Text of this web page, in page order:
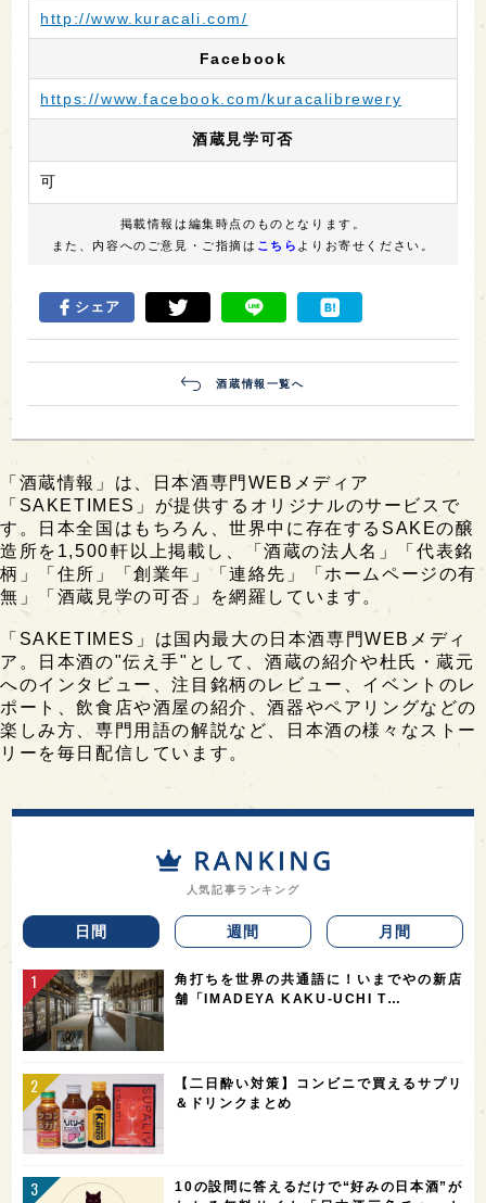
http://www.kuracali.com/
Facebook
https://www.facebook.com/kuracalibrewery
酒蔵見学可否
可
掲載情報は編集時点のものとなります。
また、内容へのご意見・ご指摘は こちら よりお寄せください。
シェア
酒蔵情報一覧へ
「酒蔵情報」は、日本酒専門WEBメディア
「SAKETIMES」が提供するオリジナルのサービスで
す。日本全国はもちろん、世界中に存在するSAKEの醸
造所を1,500軒以上掲載し、「酒蔵の法人名」「代表銘
柄」「住所」「創業年」「連絡先」「ホームページの有
無」「酒蔵見学の可否」を網羅しています。
「SAKETIMES」は国内最大の日本酒専門WEBメディ
ア。日本酒の"伝え手"として、酒蔵の紹介や杜氏・蔵元
へのインタビュー、注目銘柄のレビュー、イベントのレ
ポート、飲食店や酒屋の紹介、酒器やペアリングなどの
楽しみ方、専門用語の解説など、日本酒の様々なストー
リーを毎日配信しています。
人気記事ランキング
日間 週間 月間
角打ちを世界の共通語に！いまでやの新店
舗「IMADEYA KAKU-UCHI T…
【二日酔い対策】コンビニで買えるサプリ
＆ドリンクまとめ
10の設問に答えるだけで“好みの日本酒”が